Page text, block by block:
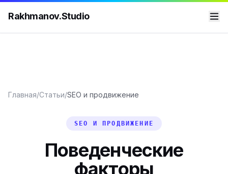
Rakhmanov.Studio
Главная/Статьи/SEO и продвижение
SEO И ПРОДВИЖЕНИЕ
Поведенческие
факторы